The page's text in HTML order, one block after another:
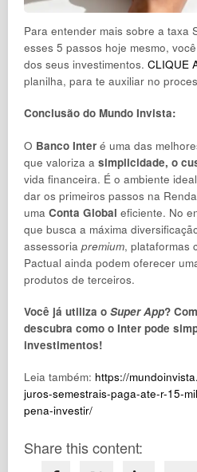
Para entender mais sobre a taxa
esses 5 passos hoje mesmo,
dos seus investimentos. CLIQUE
planilha, para te auxiliar no
Conclusão do Mundo Invista:
O Banco Inter é uma das
que valoriza a simplicidade, o
vida financeira. É o ambiente
dar os primeiros passos na
uma Conta Global eficiente. No
que busca a máxima
assessoria premium, plataformas
Pactual ainda podem oferecer
produtos de terceiros.
Você já utiliza o Super App?
descubra como o Inter pode
investimentos!
Leia também: https://
juros-semestrais-paga-ate-r-15-
pena-investir/
Share this content: